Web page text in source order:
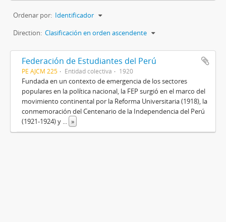
Ordenar por: Identificador
Direction: Clasificación en orden ascendente
Federación de Estudiantes del Perú
PE AJCM 225 Entidad colectiva 1920
Fundada en un contexto de emergencia de los sectores
populares en la política nacional, la FEP surgió en el marco del
movimiento continental por la Reforma Universitaria (1918), la
conmemoración del Centenario de la Independencia del Perú
(1921-1924) y ... »